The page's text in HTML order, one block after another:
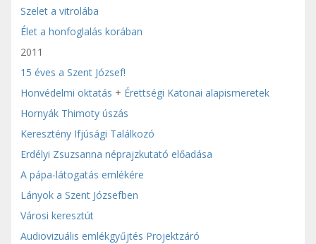
Szelet a vitrolába
Élet a honfoglalás korában
2011
15 éves a Szent József!
Honvédelmi oktatás + Érettségi Katonai alapismeretek
Hornyák Thimoty úszás
Keresztény Ifjúsági Találkozó
Erdélyi Zsuzsanna néprajzkutató előadása
A pápa-látogatás emlékére
Lányok a Szent Józsefben
Városi keresztút
Audiovizuális emlékgyűjtés Projektzáró